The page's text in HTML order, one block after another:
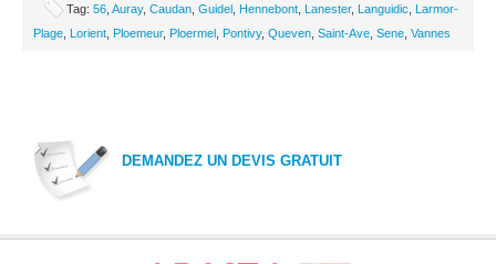
Tag: 56 Auray, Caudan Guidel Hennebont Lanester, Languidic
Larmor-
Plage Lorient Ploemeur, Ploermel Pontivy, Queven Saint-Ave Sene Vannes
DEMANDEZ UN DEVIS GRATUIT